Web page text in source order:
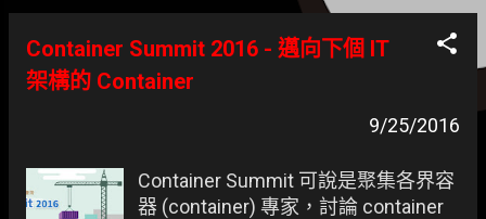
表
文
Container Summit 2016 - 邁向下個 IT
架構的 Container
9/25/2016
Container Summit 可說是聚集各界容
器 (container) 專家，討論 container